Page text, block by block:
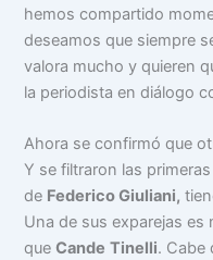
hemos compartido
deseamos que siempre
valora mucho y quieren
la periodista en diálogo
Ahora se confirmó que
Y se filtraron las
de Federico Giuliani,
Una de sus exparejas es
queCande Tinelli. Cabe